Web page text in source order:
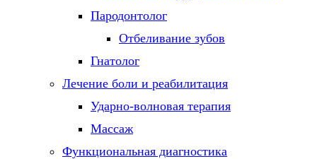
Пародонтолог
Отбеливание зубов
Гнатолог
Лечение боли и реабилитация
Ударно-волновая терапия
Массаж
Функциональная диагностика